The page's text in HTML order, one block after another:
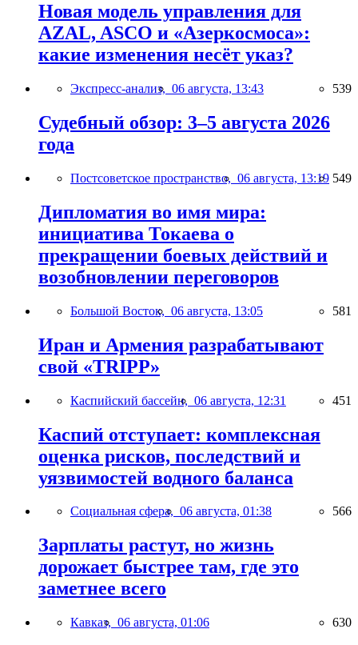
Новая модель управления для
AZAL, ASCO и «Азеркосмоса»:
какие изменения несёт указ?
Экспресс-анализ, 06 августа, 13:43 539
Судебный обзор: 3–5 августа 2026
года
Постсоветское пространство, 06 августа, 13:19 549
Дипломатия во имя мира:
инициатива Токаева о
прекращении боевых действий и
возобновлении переговоров
Большой Восток, 06 августа, 13:05 581
Иран и Армения разрабатывают
свой «TRIPP»
Каспийский бассейн, 06 августа, 12:31 451
Каспий отступает: комплексная
оценка рисков, последствий и
уязвимостей водного баланса
Социальная сфера, 06 августа, 01:38 566
Зарплаты растут, но жизнь
дорожает быстрее там, где это
заметнее всего
Кавказ, 06 августа, 01:06 630